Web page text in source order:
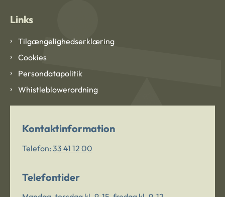
Links
Tilgængelighedserklæring
Cookies
Persondatapolitik
Whistleblowerordning
Kontaktinformation
Telefon: 33 41 12 00
Telefontider